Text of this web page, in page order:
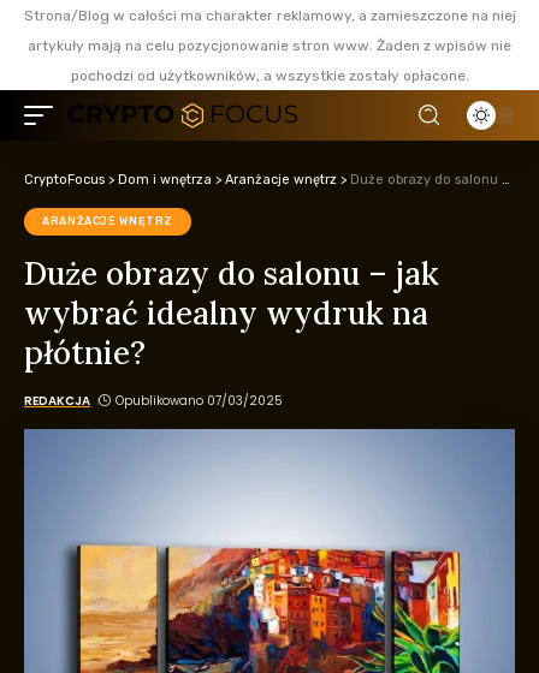
Strona/Blog w całości ma charakter reklamowy, a zamieszczone na niej
artykuły mają na celu pozycjonowanie stron www. Żaden z wpisów nie
pochodzi od użytkowników, a wszystkie zostały opłacone.
CryptoFocus > Dom i wnętrza > Aranżacje wnętrz > Duże obrazy do salonu – jak wybrać idealny wydruk na płótnie?
ARANŻACJE WNĘTRZ
Duże obrazy do salonu – jak
wybrać idealny wydruk na
płótnie?
REDAKCJA Opublikowano 07/03/2025